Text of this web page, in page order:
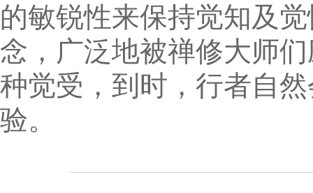
的敏锐性来保持觉知及
念，广泛地被禅修大师
种觉受，到时，行者自
验。